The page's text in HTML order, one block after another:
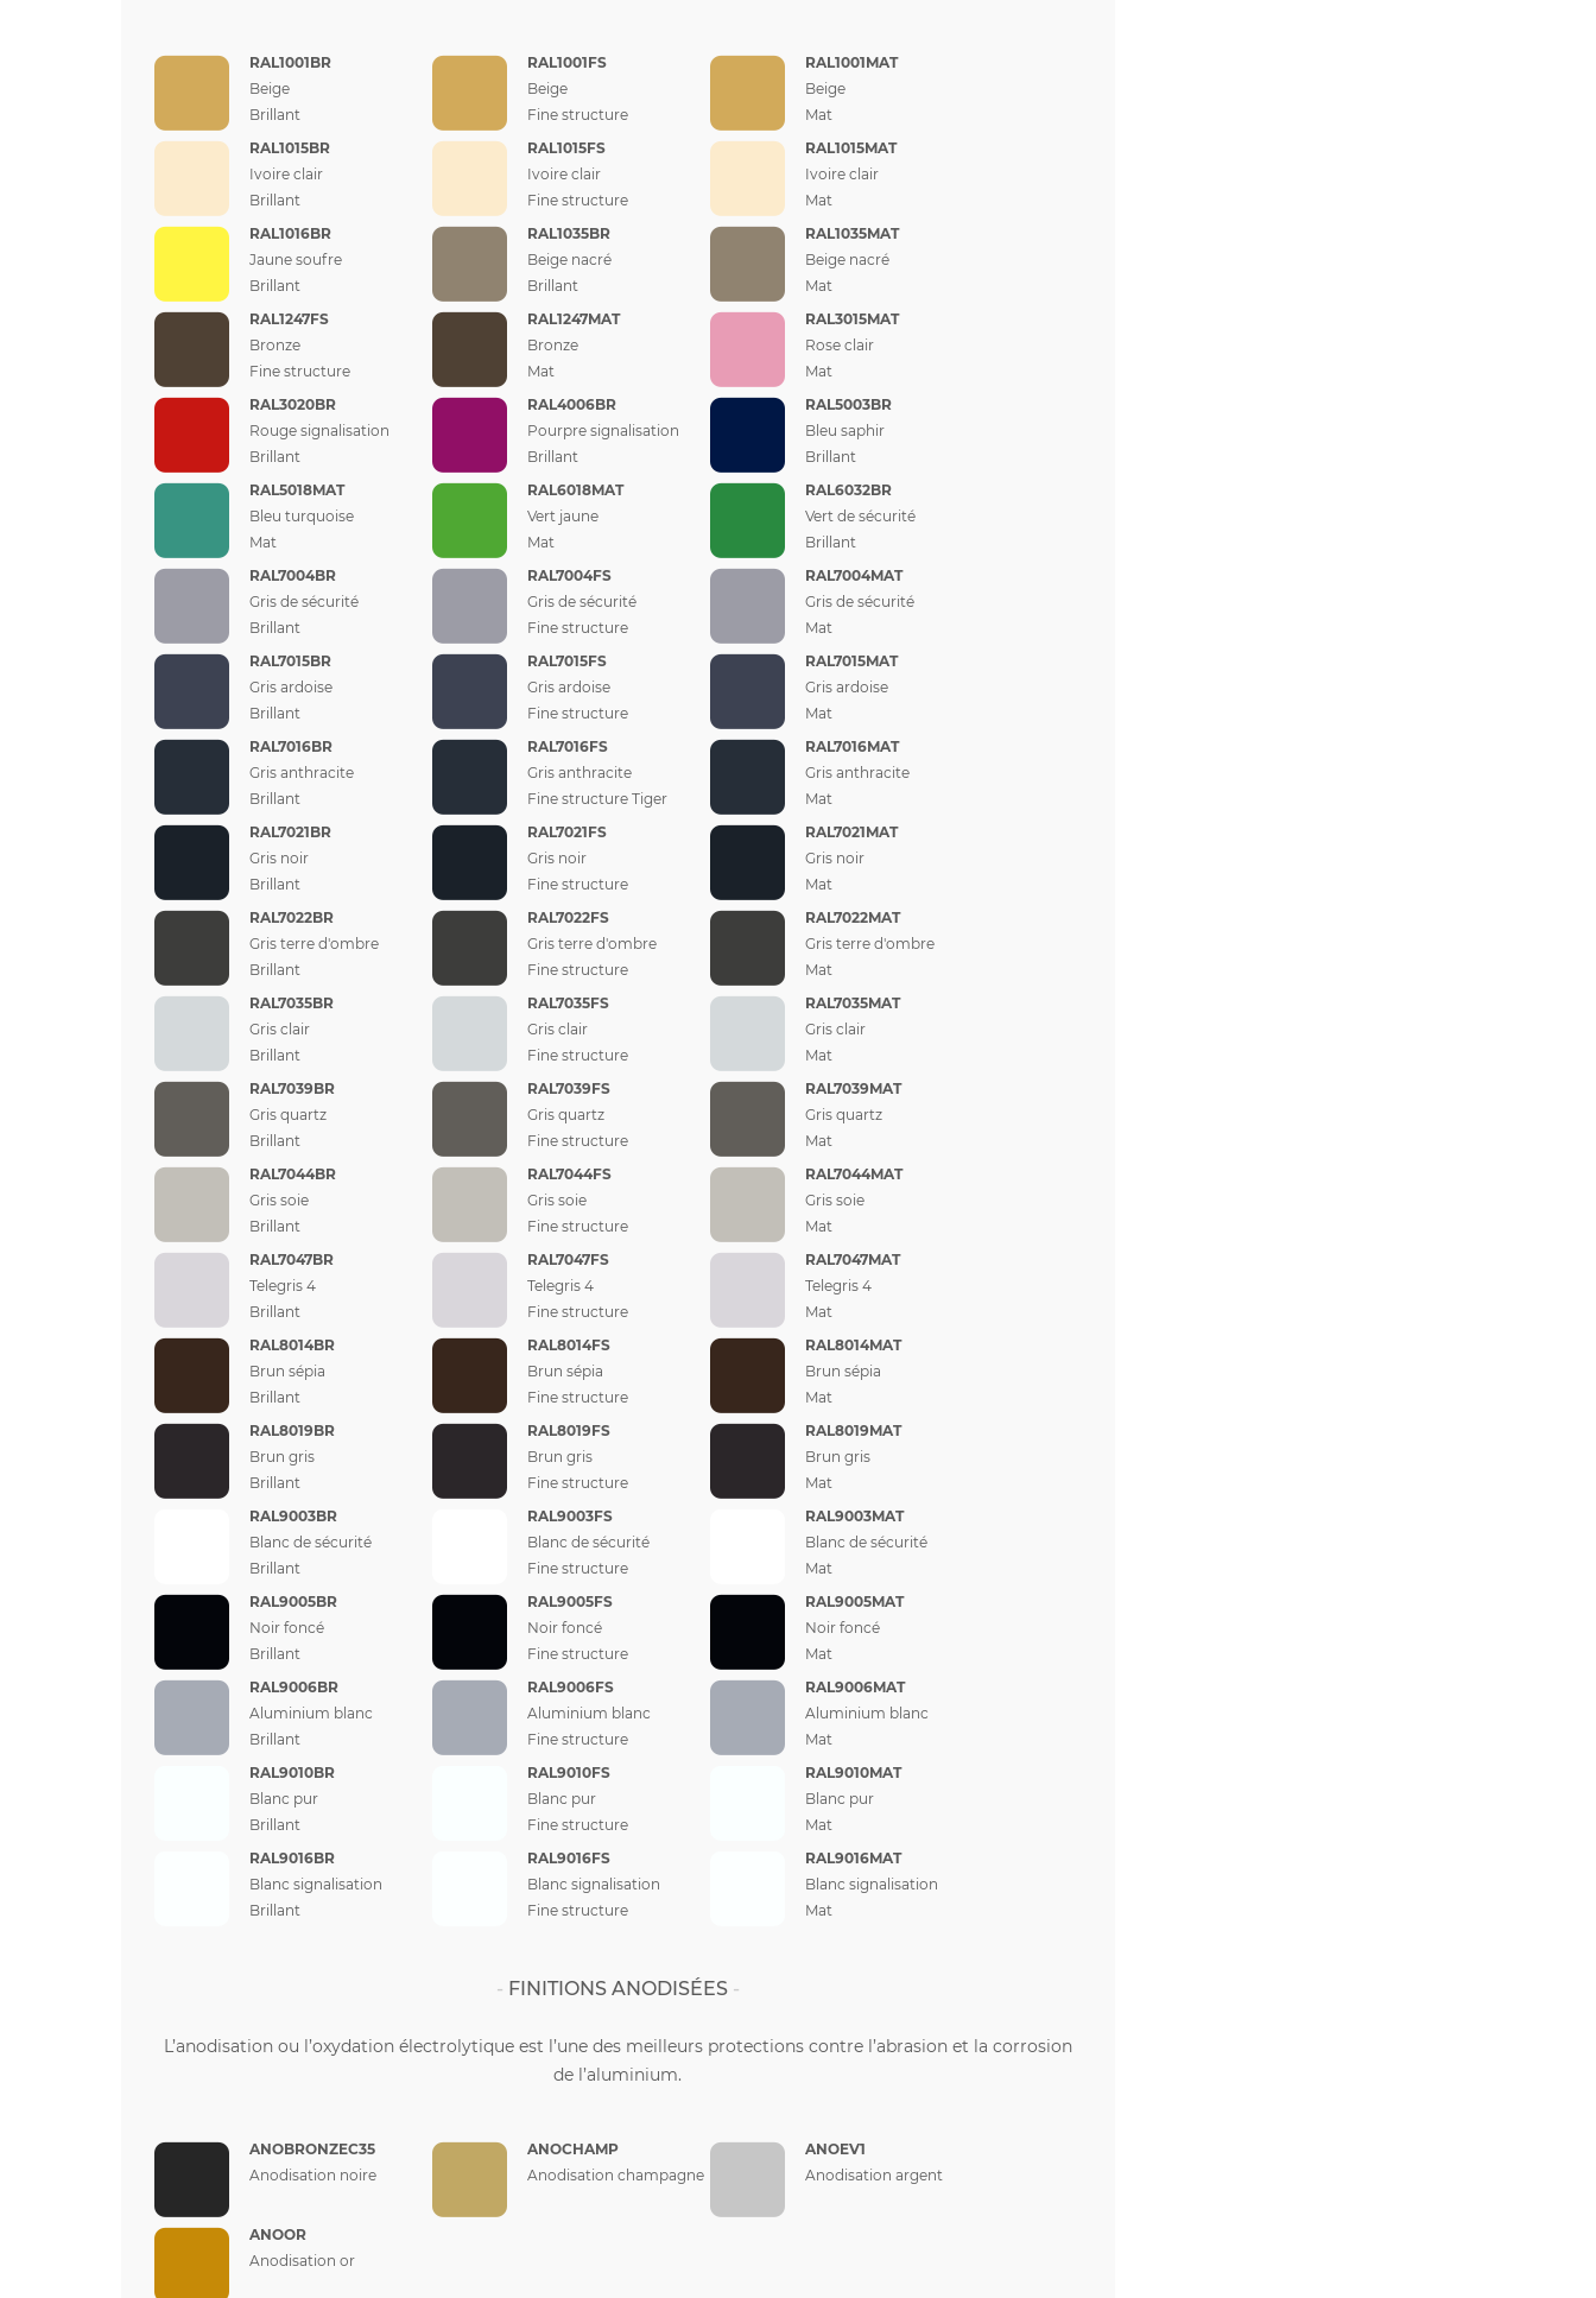
RAL1001BR
Beige
Brillant
RAL1001FS
Beige
Fine structure
RAL1001MAT
Beige
Mat
RAL1015BR
Ivoire clair
Brillant
RAL1015FS
Ivoire clair
Fine structure
RAL1015MAT
Ivoire clair
Mat
RAL1016BR
Jaune soufre
Brillant
RAL1035BR
Beige nacré
Brillant
RAL1035MAT
Beige nacré
Mat
RAL1247FS
Bronze
Fine structure
RAL1247MAT
Bronze
Mat
RAL3015MAT
Rose clair
Mat
RAL3020BR
Rouge signalisation
Brillant
RAL4006BR
Pourpre signalisation
Brillant
RAL5003BR
Bleu saphir
Brillant
RAL5018MAT
Bleu turquoise
Mat
RAL6018MAT
Vert jaune
Mat
RAL6032BR
Vert de sécurité
Brillant
RAL7004BR
Gris de sécurité
Brillant
RAL7004FS
Gris de sécurité
Fine structure
RAL7004MAT
Gris de sécurité
Mat
RAL7015BR
Gris ardoise
Brillant
RAL7015FS
Gris ardoise
Fine structure
RAL7015MAT
Gris ardoise
Mat
RAL7016BR
Gris anthracite
Brillant
RAL7016FS
Gris anthracite
Fine structure Tiger
RAL7016MAT
Gris anthracite
Mat
RAL7021BR
Gris noir
Brillant
RAL7021FS
Gris noir
Fine structure
RAL7021MAT
Gris noir
Mat
RAL7022BR
Gris terre d'ombre
Brillant
RAL7022FS
Gris terre d'ombre
Fine structure
RAL7022MAT
Gris terre d'ombre
Mat
RAL7035BR
Gris clair
Brillant
RAL7035FS
Gris clair
Fine structure
RAL7035MAT
Gris clair
Mat
RAL7039BR
Gris quartz
Brillant
RAL7039FS
Gris quartz
Fine structure
RAL7039MAT
Gris quartz
Mat
RAL7044BR
Gris soie
Brillant
RAL7044FS
Gris soie
Fine structure
RAL7044MAT
Gris soie
Mat
RAL7047BR
Telegris 4
Brillant
RAL7047FS
Telegris 4
Fine structure
RAL7047MAT
Telegris 4
Mat
RAL8014BR
Brun sépia
Brillant
RAL8014FS
Brun sépia
Fine structure
RAL8014MAT
Brun sépia
Mat
RAL8019BR
Brun gris
Brillant
RAL8019FS
Brun gris
Fine structure
RAL8019MAT
Brun gris
Mat
RAL9003BR
Blanc de sécurité
Brillant
RAL9003FS
Blanc de sécurité
Fine structure
RAL9003MAT
Blanc de sécurité
Mat
RAL9005BR
Noir foncé
Brillant
RAL9005FS
Noir foncé
Fine structure
RAL9005MAT
Noir foncé
Mat
RAL9006BR
Aluminium blanc
Brillant
RAL9006FS
Aluminium blanc
Fine structure
RAL9006MAT
Aluminium blanc
Mat
RAL9010BR
Blanc pur
Brillant
RAL9010FS
Blanc pur
Fine structure
RAL9010MAT
Blanc pur
Mat
RAL9016BR
Blanc signalisation
Brillant
RAL9016FS
Blanc signalisation
Fine structure
RAL9016MAT
Blanc signalisation
Mat
FINITIONS ANODISÉES
L’anodisation ou l’oxydation électrolytique est l’une des meilleurs protections contre l’abrasion et la corrosion
de l’aluminium.
ANOBRONZEC35
Anodisation noire
ANOCHAMP
Anodisation champagne
ANOEV1
Anodisation argent
ANOOR
Anodisation or